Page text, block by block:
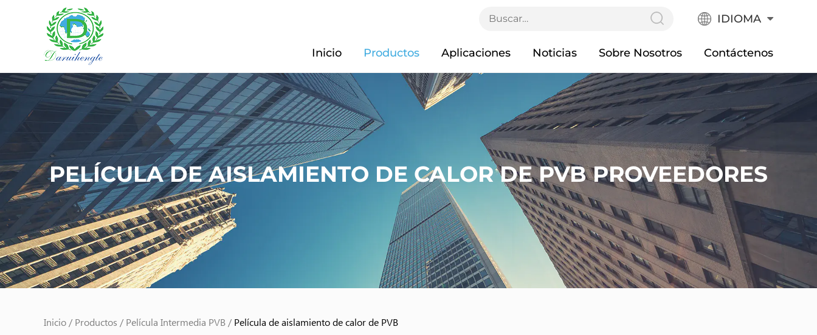
IDIOMA
Inicio Productos Aplicaciones Noticias Sobre Nosotros Contáctenos
PELÍCULA DE AISLAMIENTO DE CALOR DE PVB PROVEEDORES
Inicio / Productos / Película Intermedia PVB / Película de aislamiento de calor de PVB